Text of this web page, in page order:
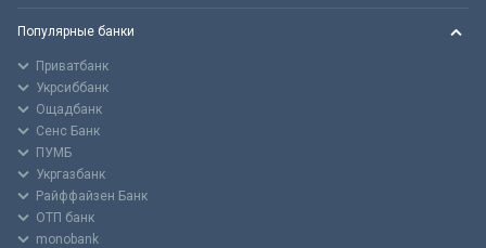
Популярные банки
Приватбанк
Укрсиббанк
Ощадбанк
Сенс Банк
ПУМБ
Укргазбанк
Райффайзен Банк
ОТП банк
monobank